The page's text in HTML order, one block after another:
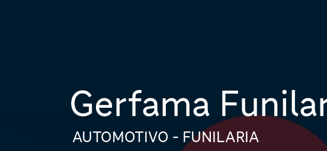
Gerfama
AUTOMOTIVO - FUNILARIA